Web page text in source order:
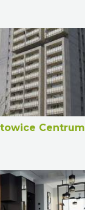
Centrum